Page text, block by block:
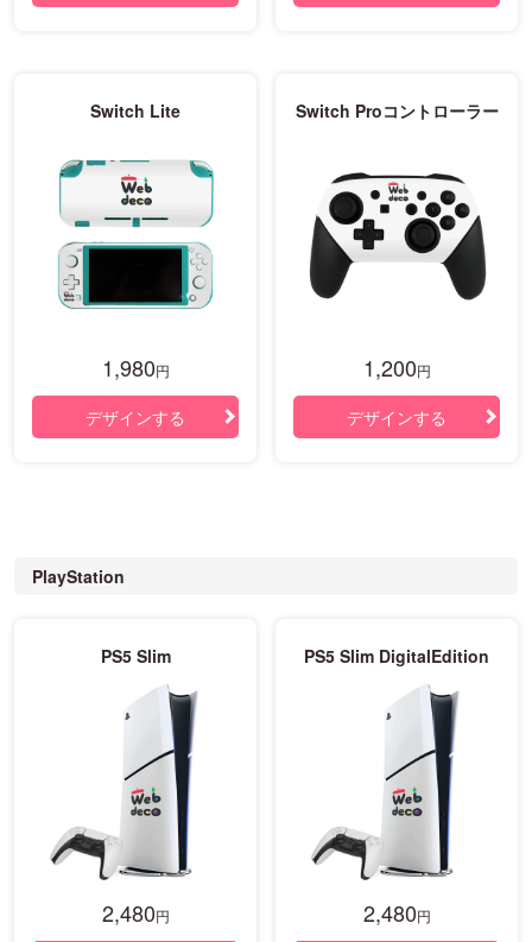
Switch Lite
1,980円
デザインする
Switch Proコントローラー
1,200円
デザインする
PlayStation
PS5 Slim
2,480円
PS5 Slim DigitalEdition
2,480円